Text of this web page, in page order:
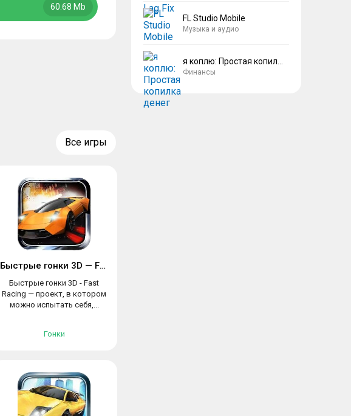
60.68 Mb
Все игры
Быстрые гонки 3D — Fast Racing
Быстрые гонки 3D - Fast
Racing — проект, в котором
можно испытать себя,...
Гонки
FL Studio Mobile
Музыка и аудио
Финансы